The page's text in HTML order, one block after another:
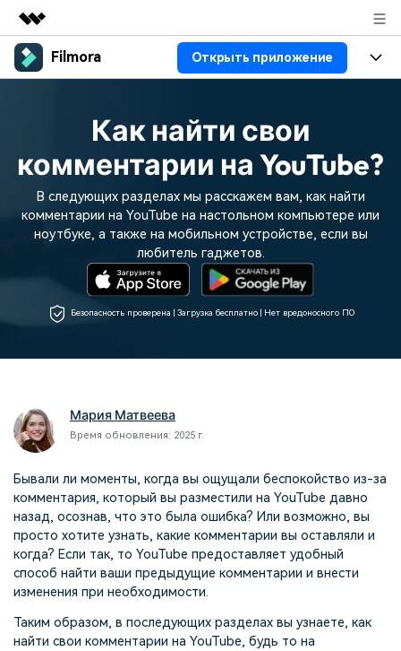
Рекомендуемые продукты
Управление данными
Решения
Новости
Покупка
Filmora Открыть приложение
Платформы
Особенности
Ресурсы
Видео/фото
Аудио
Решения
Пользователи
Видео-решения
Ресурсы
Видео промпты Мастер-классы
Темы видео
Самые популярные темы
видео на YouTube 2025
Спланируйте маркетинговую
кампанию для своих целей
Центр авторов
Вдохновляйтесь нашими
Специальные эффекты
самостоятельно, как
настоящий профессионал
Справочный центр
Компания Связаться с нами
Клиенты делятся своими
историями с Filmora
программа
Партнёрство на уровне
корпоративного сектора
Поддержка
Приступая к работе
поиск
Как найти свои
комментарии на YouTube?
В следующих разделах мы расскажем вам, как найти
комментарии на YouTube на настольном компьютере или
ноутбуке, а также на мобильном устройстве, если вы
любитель гаджетов.
Безопасность проверена | Загрузка бесплатно | Нет вредоносного ПО
Мария Матвеева
Время обновления: 2025 г.
Бывали ли моменты, когда вы ощущали беспокойство из-за
комментария, который вы разместили на YouTube давно
назад, осознав, что это была ошибка? Или возможно, вы
просто хотите узнать, какие комментарии вы оставляли и
когда? Если так, то YouTube предоставляет удобный
способ найти ваши предыдущие комментарии и внести
изменения при необходимости.
Таким образом, в последующих разделах вы узнаете, как
найти свои комментарии на YouTube, будь то на